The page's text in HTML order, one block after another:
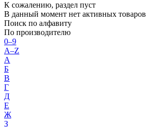
К сожалению, раздел пуст
В данный момент нет активных товаров
Поиск по алфавиту
По производителю
0–9
A–Z
А
Б
В
Г
Д
Е
Ж
З